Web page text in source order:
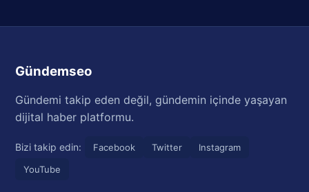
Gündemseo
Gündemi takip eden değil, gündemin içinde yaşayan
dijital haber platformu.
Bizi takip edin: Facebook Twitter
Instagram
YouTube